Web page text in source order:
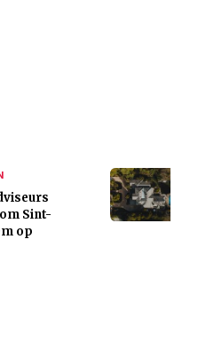
Sint-
op